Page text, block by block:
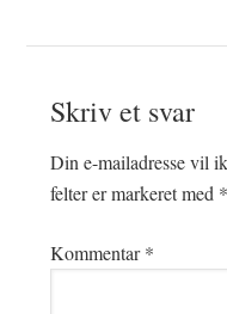
Skriv et svar
Din e-mailadresse vil
felter er markeret med *
Kommentar*